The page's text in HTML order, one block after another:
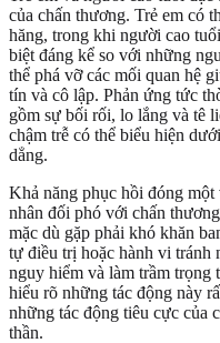
của chấn thương. Trẻ em có
hăng, trong khi người cao
biệt đáng kể so với những
thể phá vỡ các mối quan hệ
tín và cô lập. Phản ứng tức
gồm sự bối rối, lo lắng và tê
chậm trễ có thể biểu hiện
dẳng.
Khả năng phục hồi đóng một
nhân đối phó với chấn
mặc dù gặp phải khó khăn
tự điều trị hoặc hành vi tránh
nguy hiểm và làm trầm trọng
hiểu rõ những tác động này
những tác động tiêu cực của
thần.